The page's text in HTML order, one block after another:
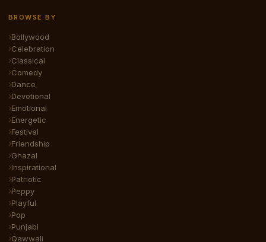
BROWSE BY
Bollywood
Celebration
Classical
Comedy
Dance
Devotional
Emotional
Energetic
Festival
Friendship
Ghazal
Inspirational
Patriotic
Peppy
Playful
Pop
Punjabi
Qawwali